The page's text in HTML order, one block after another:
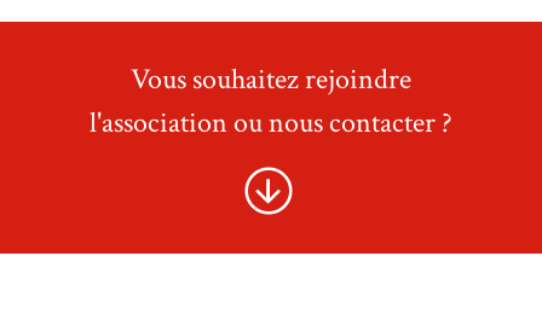
Vous souhaitez rejoindre
l'association ou nous contacter ?